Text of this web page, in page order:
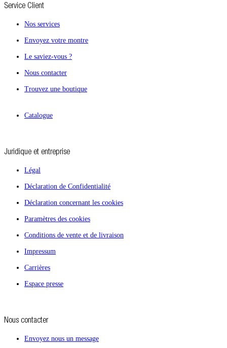
Service Client
Nos services
Envoyez votre montre
Le saviez-vous ?
Nous contacter
Trouvez une boutique
Catalogue
Juridique et entreprise
Légal
Déclaration de Confidentialité
Déclaration concernant les cookies
Paramètres des cookies
Conditions de vente et de livraison
Impressum
Carrières
Espace presse
Nous contacter
Envoyez nous un message